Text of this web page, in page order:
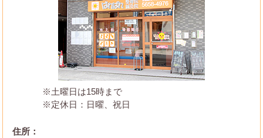
※土曜日は15時まで
※定休日：日曜、祝日
住所：